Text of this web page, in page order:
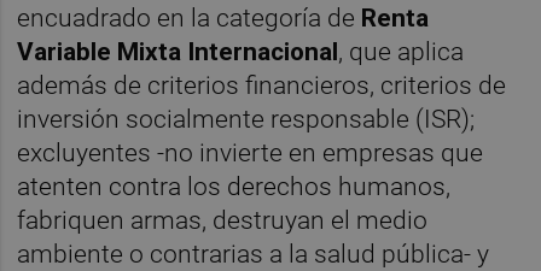
encuadrado en la categoría de Renta
Variable Mixta Internacional, que aplica
además de criterios financieros, criterios de
inversión socialmente responsable (ISR);
excluyentes -no invierte en empresas que
atenten contra los derechos humanos,
fabriquen armas, destruyan el medio
ambiente o contrarias a la salud pública- y